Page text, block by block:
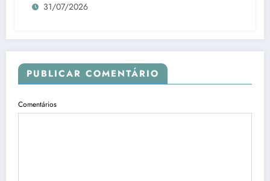
31/07/2026
PUBLICAR COMENTÁRIO
Comentários